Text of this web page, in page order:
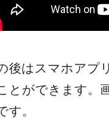
後はスマホアプ
とができます。
す。